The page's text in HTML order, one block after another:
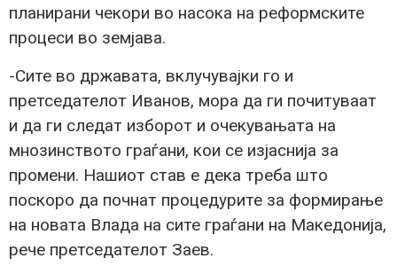
планирани чекори во насока на реформските
процеси во земјава.
-Сите во државата, вклучувајки го и
претседателот Иванов, мора да ги почитуваат
и да ги следат изборот и очекувањата на
мнозинството граѓани, кои се изјаснија за
промени. Нашиот став е дека треба што
поскоро да почнат процедурите за формирање
на новата Влада на сите граѓани на Македонија,
рече претседателот Заев.